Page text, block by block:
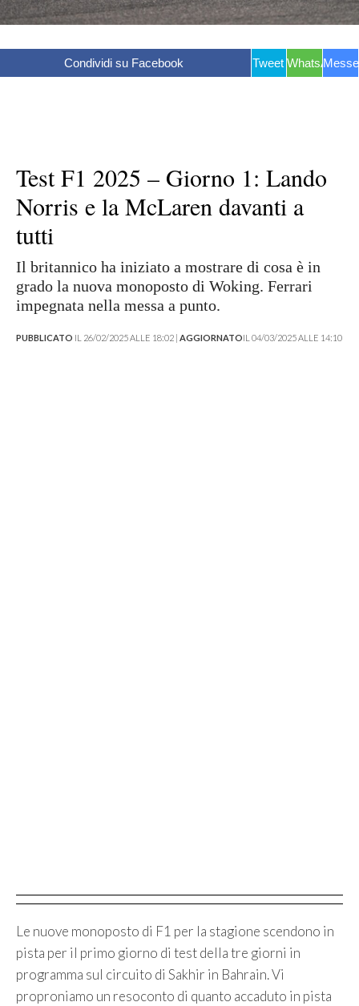
Condividi su Facebook Tweet WhatsApp
Test F1 2025 – Giorno 1: Lando
Norris e la McLaren davanti a
tutti
Il britannico ha iniziato a mostrare di cosa è in
grado la nuova monoposto di Woking. Ferrari
impegnata nella messa a punto.
PUBBLICATO IL 26/02/2025 ALLE 18:02 | AGGIORNATOIL 04/03/2025 ALLE 14:10
Le nuove monoposto di F1 per la stagione scendono in
pista per il primo giorno di test della tre giorni in
programma sul circuito di Sakhir in Bahrain. Vi
proproniamo un resoconto di quanto accaduto in pista